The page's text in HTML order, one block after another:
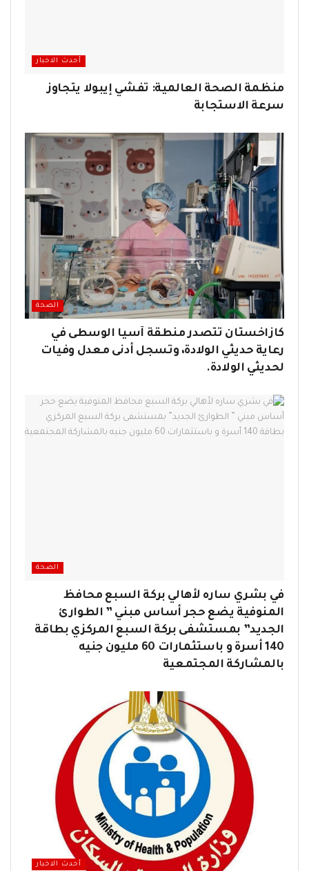
أحدث الاخبار
منظمة الصحة العالمية: تفشي إيبولا يتجاوز
سرعة الاستجابة
الصحة
كازاخستان تتصدر منطقة آسيا الوسطى في
رعاية حديثي الولادة، وتسجل أدنى معدل وفيات
لحديثي الولادة.
الصحة
في بشري ساره لأهالي بركة السبع محافظ
المنوفية يضع حجر أساس مبني ” الطوارئ
الجديد” بمستشفى بركة السبع المركزي بطاقة
140 أسرة و باستثمارات 60 مليون جنيه
بالمشاركة المجتمعية
أحدث الاخبار